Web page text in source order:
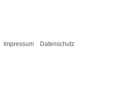
Impressum Datenschutz